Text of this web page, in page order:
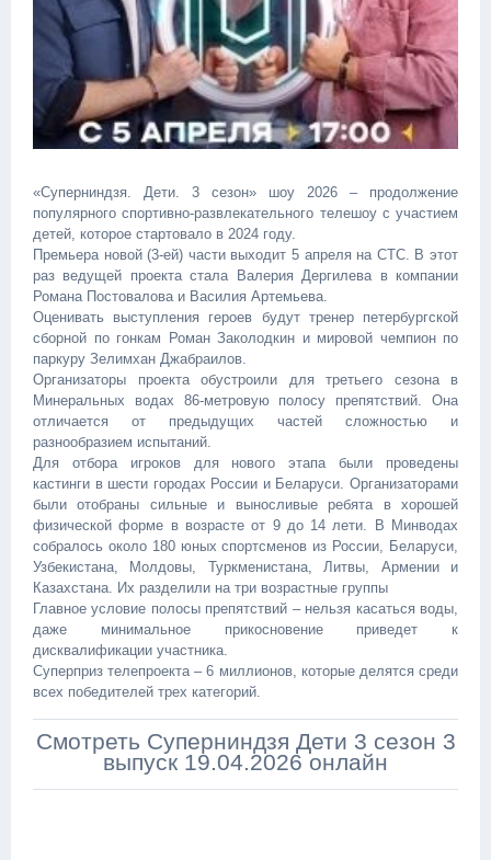
«Суперниндзя. Дети. 3 сезон» шоу 2026 – продолжение
популярного спортивно-развлекательного телешоу с участием
детей, которое стартовало в 2024 году.
Премьера новой (3-ей) части выходит 5 апреля на СТС. В этот
раз ведущей проекта стала Валерия Дергилева в компании
Романа Постовалова и Василия Артемьева.
Оценивать выступления героев будут тренер петербургской
сборной по гонкам Роман Заколодкин и мировой чемпион по
паркуру Зелимхан Джабраилов.
Организаторы проекта обустроили для третьего сезона в
Минеральных водах 86-метровую полосу препятствий. Она
отличается от предыдущих частей сложностью и
разнообразием испытаний.
Для отбора игроков для нового этапа были проведены
кастинги в шести городах России и Беларуси. Организаторами
были отобраны сильные и выносливые ребята в хорошей
физической форме в возрасте от 9 до 14 лети. В Минводах
собралось около 180 юных спортсменов из России, Беларуси,
Узбекистана, Молдовы, Туркменистана, Литвы, Армении и
Казахстана. Их разделили на три возрастные группы
Главное условие полосы препятствий – нельзя касаться воды,
даже минимальное прикосновение приведет к
дисквалификации участника.
Суперприз телепроекта – 6 миллионов, которые делятся среди
всех победителей трех категорий.
Смотреть Суперниндзя Дети 3 сезон 3
выпуск 19.04.2026 онлайн